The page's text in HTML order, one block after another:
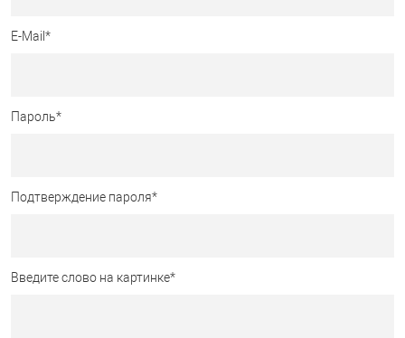
E-Mail *
Пароль*
Подтверждение пароля*
Введите слово на картинке*